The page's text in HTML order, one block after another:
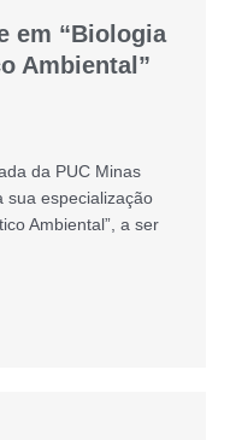
em “Biologia
Ambiental”
da PUC Minas
sua especialização
Ambiental”, a ser